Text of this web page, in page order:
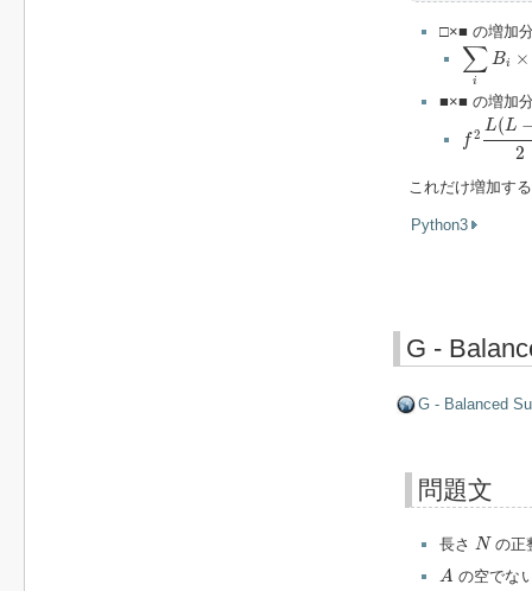
□×■ の増加
∑
i
Bi ×
∑iB ×f L
■×■ の増加
f2 L(L
2
(L−1)
これだけ増加す
Python3
G -
G - Balanced
問題文
長さ N
Nの正
A
A の空でな